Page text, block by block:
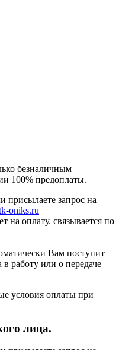
безналичным
100% предоплаты.
присылаете запрос на
oniks.ru
на оплату. связывается по
Вам поступит
в работу или о передаче
условия оплаты при
лица.